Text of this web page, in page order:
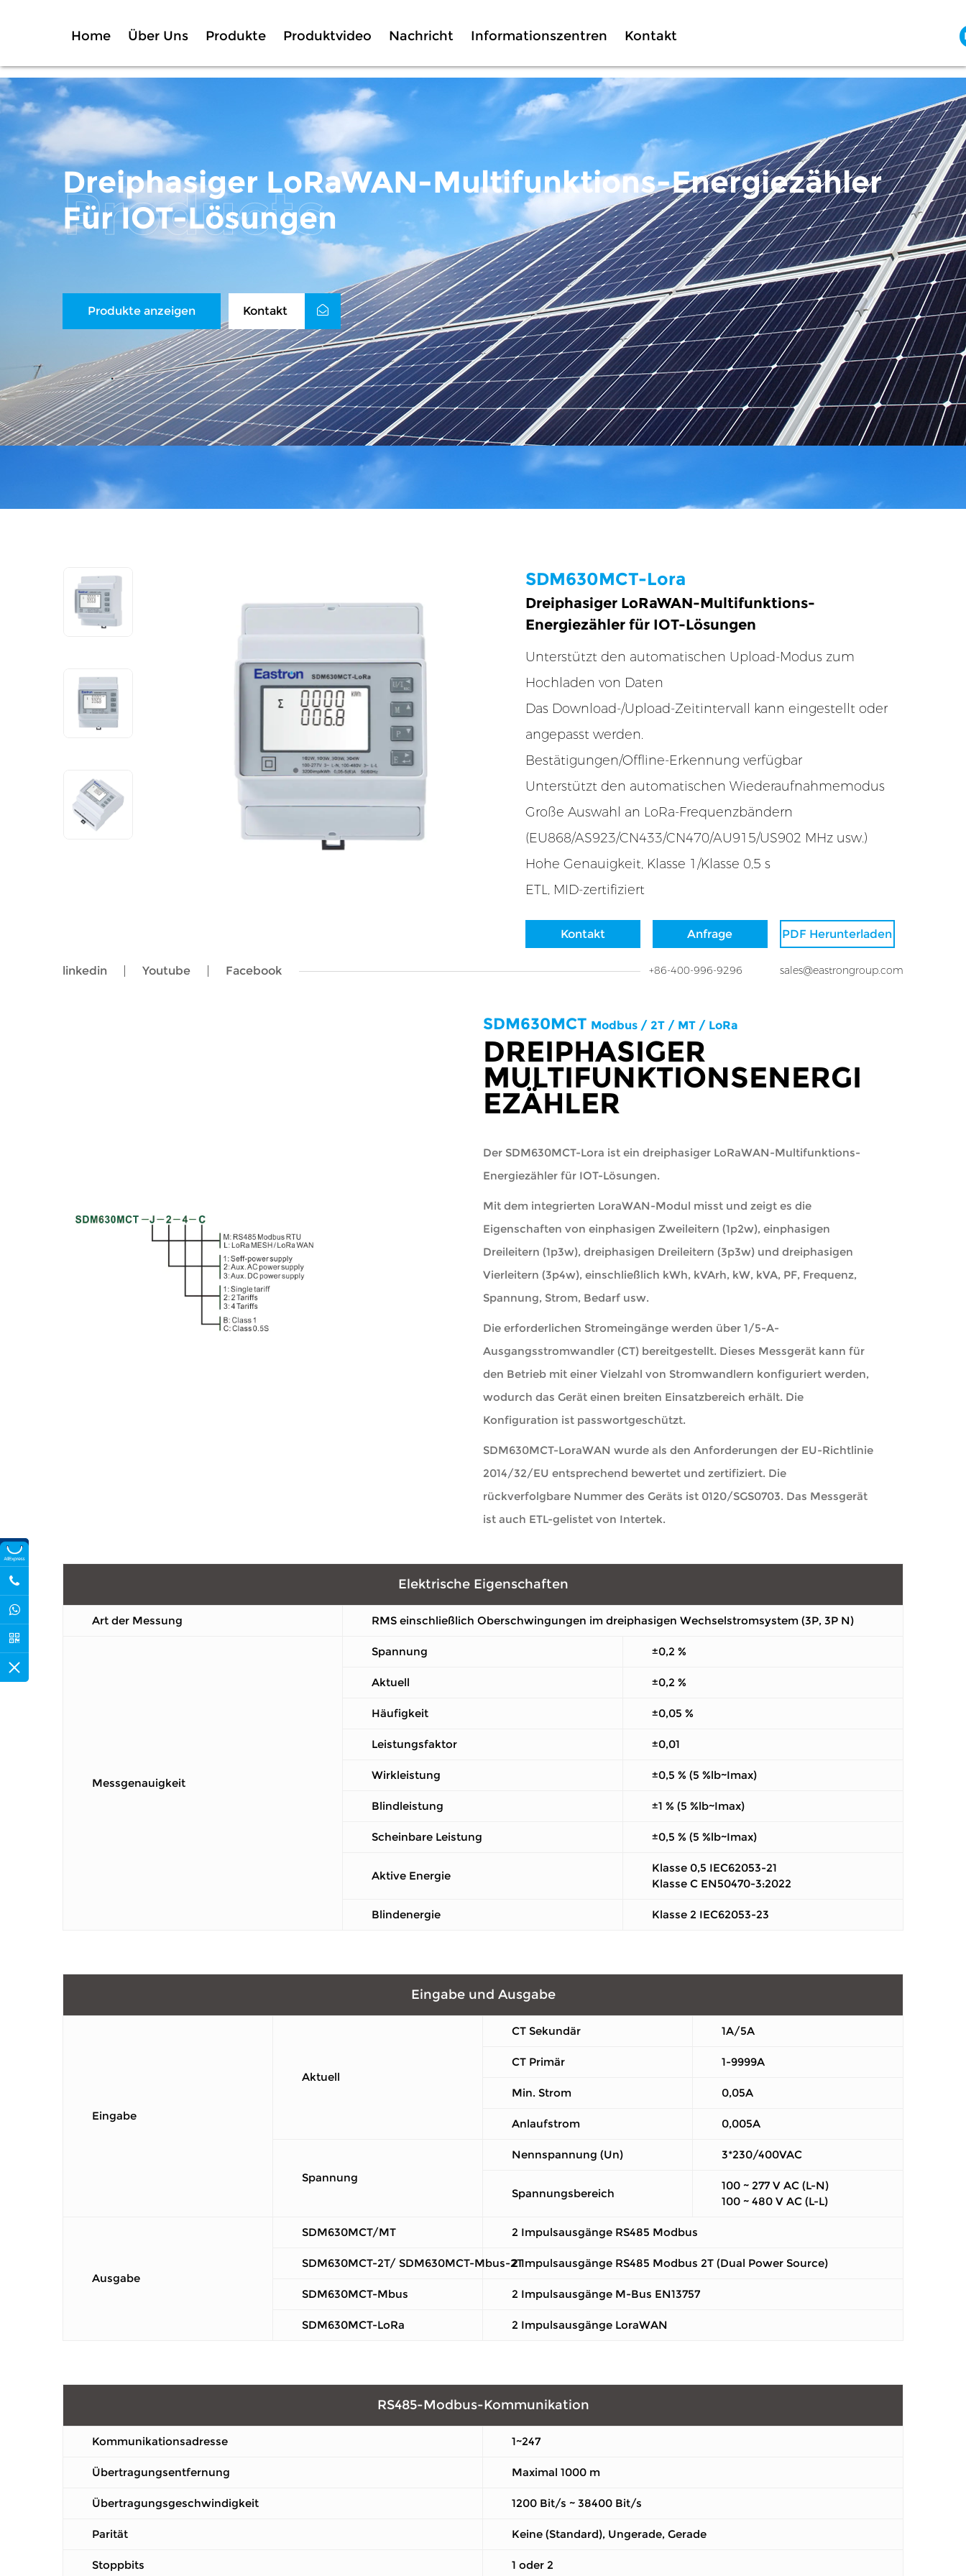
Home Über Uns Produkte Produktvideo Nachricht Informationszentren Kontakt
Dreiphasiger LoRaWAN-Multifunktions-Energiezähler
Für IOT-Lösungen
Produkte anzeigen Kontakt
SDM630MCT-Lora
Dreiphasiger LoRaWAN-Multifunktions-
Energiezähler für IOT-Lösungen
Unterstützt den automatischen Upload-Modus zum
Hochladen von Daten
Das Download-/Upload-Zeitintervall kann eingestellt oder
angepasst werden.
Bestätigungen/Offline-Erkennung verfügbar
Unterstützt den automatischen Wiederaufnahmemodus
Große Auswahl an LoRa-Frequenzbändern
(EU868/AS923/CN433/CN470/AU915/US902 MHz usw.)
Hohe Genauigkeit, Klasse 1/Klasse 0,5 s
ETL, MID-zertifiziert
Kontakt Anfrage PDF Herunterladen
linkedin Youtube Facebook +86-400-996-9296 sales@eastrongroup.com
SDM630MCT Modbus / 2T / MT / LoRa
DREIPHASIGER
MULTIFUNKTIONSENERGI
EZÄHLER
Der SDM630MCT-Lora ist ein dreiphasiger LoRaWAN-Multifunktions-
Energiezähler für IOT-Lösungen.
Mit dem integrierten LoraWAN-Modul misst und zeigt es die
Eigenschaften von einphasigen Zweileitern (1p2w), einphasigen
Dreileitern (1p3w), dreiphasigen Dreileitern (3p3w) und dreiphasigen
Vierleitern (3p4w), einschließlich kWh, kVArh, kW, kVA, PF, Frequenz,
Spannung, Strom, Bedarf usw.
Die erforderlichen Stromeingänge werden über 1/5-A-
Ausgangsstromwandler (CT) bereitgestellt. Dieses Messgerät kann für
den Betrieb mit einer Vielzahl von Stromwandlern konfiguriert werden,
wodurch das Gerät einen breiten Einsatzbereich erhält. Die
Konfiguration ist passwortgeschützt.
SDM630MCT-LoraWAN wurde als den Anforderungen der EU-Richtlinie
2014/32/EU entsprechend bewertet und zertifiziert. Die
rückverfolgbare Nummer des Geräts ist 0120/SGS0703. Das Messgerät
ist auch ETL-gelistet von Intertek.
Elektrische Eigenschaften
Art der Messung RMS einschließlich Oberschwingungen im dreiphasigen Wechselstromsystem (3P, 3P N)
Messgenauigkeit
Spannung ±0,2 %
Aktuell ±0,2 %
Häufigkeit ±0,05 %
Leistungsfaktor ±0,01
Wirkleistung ±0,5 % (5 %lb~Imax)
Blindleistung ±1 % (5 %lb~Imax)
Scheinbare Leistung ±0,5 % (5 %lb~Imax)
Aktive Energie
Klasse 0,5 IEC62053-21
Klasse C EN50470-3:2022
Blindenergie Klasse 2 IEC62053-23
Eingabe und Ausgabe
Eingabe
Aktuell
CT Sekundär 1A/5A
CT Primär 1-9999A
Min. Strom 0,05A
Anlaufstrom 0,005A
Spannung
Nennspannung (Un) 3*230/400VAC
Spannungsbereich
100 ~ 277 V AC (L-N)
100 ~ 480 V AC (L-L)
Ausgabe
SDM630MCT/MT 2 Impulsausgänge RS485 Modbus
SDM630MCT-2T/ SDM630MCT-Mbus-2T2 Impulsausgänge RS485 Modbus 2T (Dual Power Source)
SDM630MCT-Mbus 2 Impulsausgänge M-Bus EN13757
SDM630MCT-LoRa 2 Impulsausgänge LoraWAN
RS485-Modbus-Kommunikation
Kommunikationsadresse 1~247
Übertragungsentfernung Maximal 1000 m
Übertragungsgeschwindigkeit 1200 Bit/s ~ 38400 Bit/s
Parität Keine (Standard), Ungerade, Gerade
Stoppbits 1 oder 2